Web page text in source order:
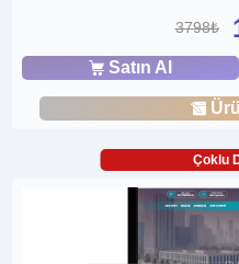
3798₺
Satın Al
Çoklu